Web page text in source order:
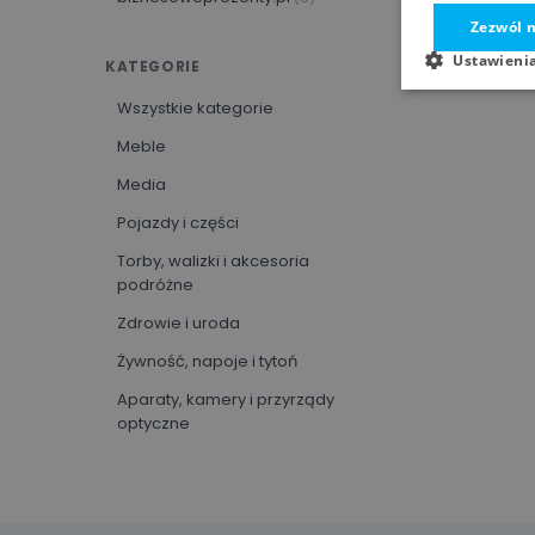
KATEGORIE
Wszystkie kategorie
Meble
Media
Pojazdy i części
Torby, walizki i akcesoria
podróżne
Zdrowie i uroda
Żywność, napoje i tytoń
Aparaty, kamery i przyrządy
optyczne
Zezwól